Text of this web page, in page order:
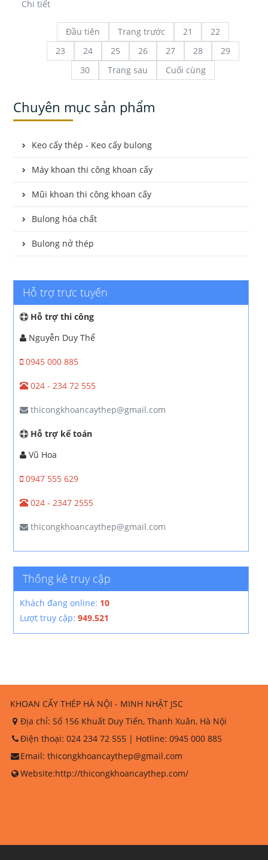
Chi tiết
Đầu tiên Trang trước 21
22
23
24 25 26 27 28
29
30
Trang sau Cuối cùng
Chuyên mục sản phẩm
Keo cấy thép - Keo cấy bulong
Máy khoan thi công khoan cấy
Mũi khoan thi công khoan cấy
Bulong hóa chất
Bulong nở thép
Hỗ trợ trực tuyến
Hỗ trợ thi công
Nguyễn Duy Thể
0945 000 885
024 - 234 72 555
thicongkhoancaythep@gmail.com
Hỗ trợ kế toán
Vũ Hoa
0947 555 629
024 - 2347 2555
thicongkhoancaythep@gmail.com
Thống kê truy cập
Khách đang online: 10
Lượt truy cập: 949.521
KHOAN CẤY THÉP HÀ NỘI - MINH NHẬT JSC
Địa chỉ:Số 156 Khuất Duy Tiến, Thanh Xuân, Hà Nội
Điện thoại:024 234 72 555 | Hotline:0945 000 885
Email: thicongkhoancaythep@gmail.com
Website:http://thicongkhoancaythep.com/